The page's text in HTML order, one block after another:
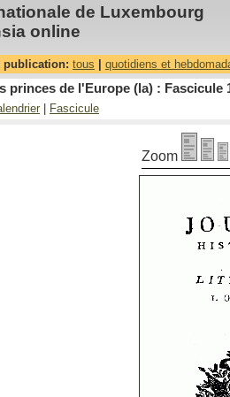
de Luxembourg
online
publication: tous quotidiens et
princes de l'Europe (la) : Fascicule
Fascicule
Zoom